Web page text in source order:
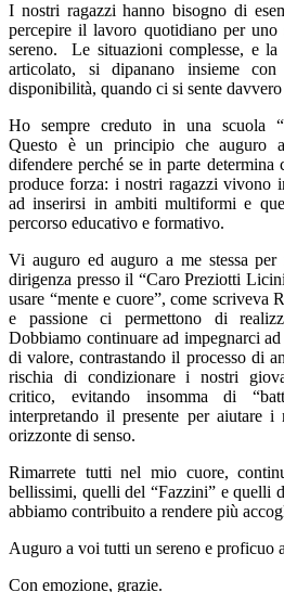
I nostri ragazzi hanno bisogno di
percepire il lavoro quotidiano per
sereno.
Le situazioni complesse, e
articolato, si dipanano insieme con
disponibilità, quando ci si sente
Ho sempre creduto in una scuola
Questo è un principio che auguro
difendere perché se in parte determina
produce forza: i nostri ragazzi vivono
ad inserirsi in ambiti multiformi e
percorso educativo e formativo.
Vi auguro ed auguro a me stessa
dirigenza presso il “Caro Preziotti
usare “mente e cuore”, come
e passione ci permettono di
Dobbiamo continuare ad impegnarci
di valore, contrastando il processo di
rischia di condizionare i nostri
critico, evitando insomma di
interpretando il presente per aiutare
orizzonte di senso.
Rimarrete tutti nel mio cuore,
bellissimi, quelli del “Fazzini” e quelli
abbiamo contribuito a rendere più
Auguro a voi tutti un sereno e proficuo
Con emozione, grazie.